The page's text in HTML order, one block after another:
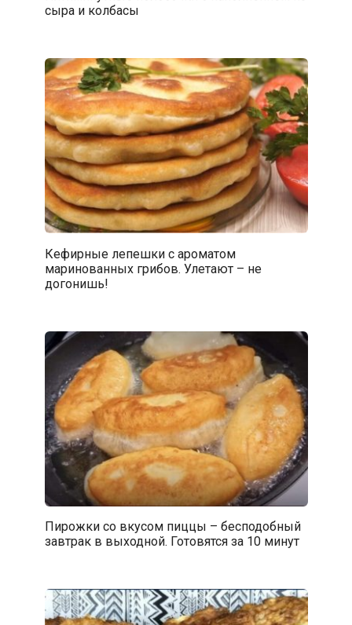
сыра и колбасы
Кефирные лепешки с ароматом
маринованных грибов. Улетают – не
догонишь!
Пирожки со вкусом пиццы – бесподобный
завтрак в выходной. Готовятся за 10 минут